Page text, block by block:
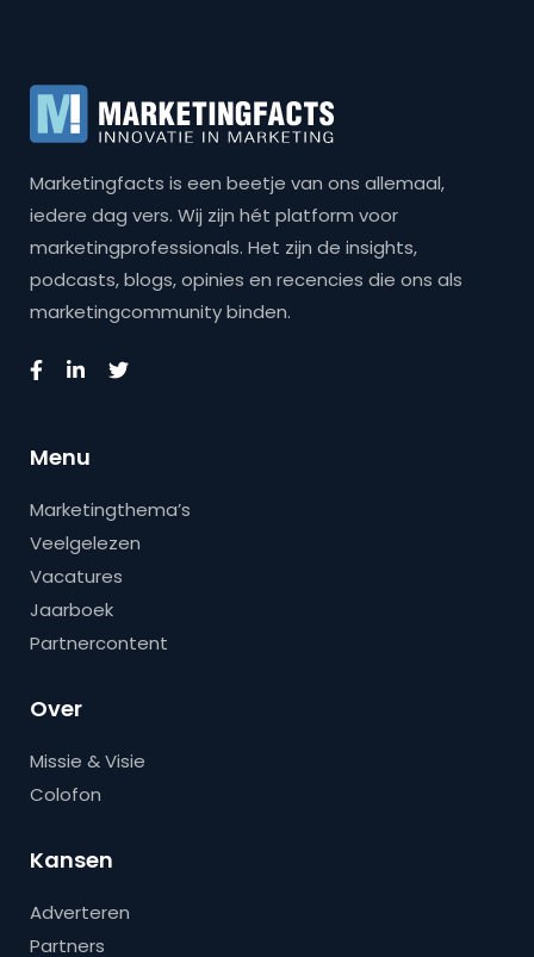
Marketingfacts is een beetje van ons allemaal,
iedere dag vers. Wij zijn hét platform voor
marketingprofessionals. Het zijn de insights,
podcasts, blogs, opinies en recencies die ons als
marketingcommunity binden.
Menu
Marketingthema’s
Veelgelezen
Vacatures
Jaarboek
Partnercontent
Over
Missie & Visie
Colofon
Kansen
Adverteren
Partners